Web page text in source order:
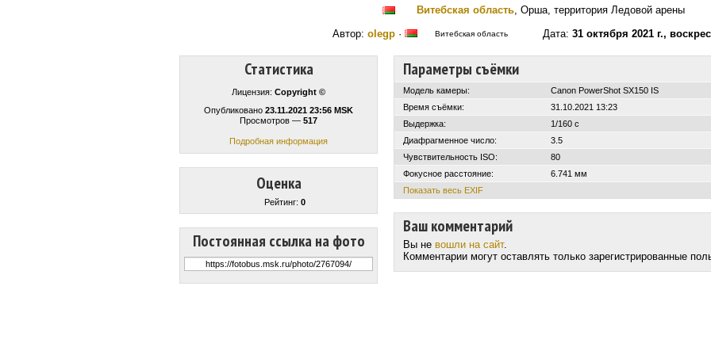
Витебская область, Орша, территория Ледовой арены
Автор: olegp· Витебская областьДата: 31 октября 2021 г.,
Статистика
Лицензия: Copyright ©
Опубликовано 23.11.2021 23:56 MSK
Просмотров — 517
Подробная информация
Оценка
Рейтинг: 0
Постоянная ссылка на фото
Параметры съёмки
Модель камеры:
Canon PowerShot SX150 IS
Время съёмки:
31.10.2021 13:23
Выдержка:
1/160 с
Диафрагменное число:
3.5
Чувствительность ISO:
80
Фокусное расстояние:
6.741 мм
Показать весь EXIF
Ваш комментарий
Вы не вошли на сайт.
Комментарии могут оставлять только зарегистрированные